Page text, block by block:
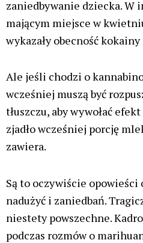
zaniedbywanie dziecka. W
mającym miejsce w
wykazały obecność
Ale jeśli chodzi o
wcześniej muszą być
tłuszczu, aby wywołać
zjadło wcześniej porcję
zawiera.
Są to oczywiście opowieści
nadużyć i zaniedbań.
niestety powszechne.
podczas rozmów o